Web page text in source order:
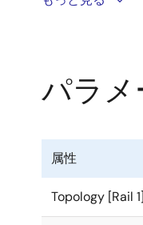
波数を500kHz
荷時には不連続
その他、過電圧
源投入時に1ms
定または調整可
パラメ
属性
Topology [Rail 1]